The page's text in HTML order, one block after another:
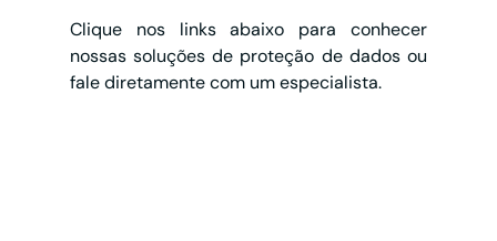
Clique nos links abaixo para conhecer
nossas soluções de proteção de dados ou
fale diretamente com um especialista.